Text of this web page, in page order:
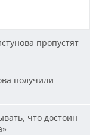
пропустят
получили
что достоин